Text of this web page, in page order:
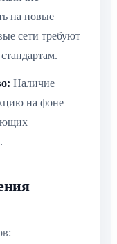
на новые
сети требуют
Наличие
на фоне